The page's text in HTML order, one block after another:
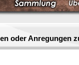
oder Anregungen